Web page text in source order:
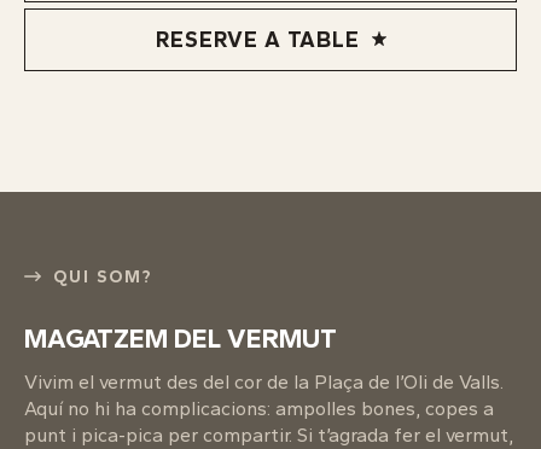
RESERVE A TABLE
QUI SOM?
MAGATZEM DEL VERMUT
Vivim el vermut des del cor de la Plaça de l’Oli de Valls.
Aquí no hi ha complicacions: ampolles bones, copes a
punt i pica-pica per compartir. Si t’agrada fer el vermut,